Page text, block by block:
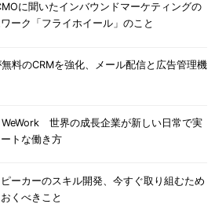
に聞いたインバウンドマーケティングの
ーク「フライホイール」のこと
料のCRMを強化、メール配信と広告管理機
世界の成長企業が新しい日常で実
トな働き方
ーカーのスキル開発、今すぐ取り組むため
くべきこと